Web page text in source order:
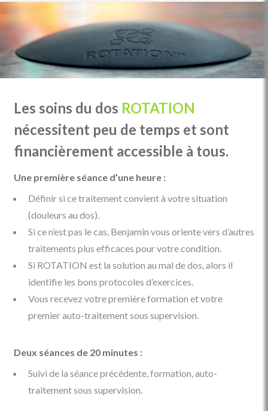
Les soins du dos ROTATION
nécessitent peu de temps et sont
financièrement accessible à tous.
Une première séance d’une heure :
Définir si ce traitement convient à votre situation
(douleurs au dos).
Si ce n’est pas le cas, Benjamin vous oriente vers d’autres
traitements plus efficaces pour votre condition.
Si ROTATION est la solution au mal de dos, alors il
identifie les bons protocoles d’exercices.
Vous recevez votre première formation et votre
premier auto-traitement sous supervision.
Deux séances de 20 minutes :
Suivi de la séance précédente, formation, auto-
traitement sous supervision.